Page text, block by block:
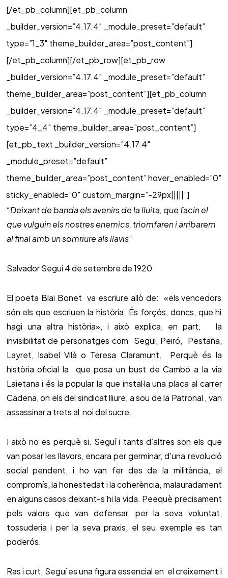
[/et_pb_column][et_pb_column
_builder_version=”4.17.4″ _module_preset=”default”
type=”1_3″ theme_builder_area=”post_content”]
[/et_pb_column][/et_pb_row][et_pb_row
_builder_version=”4.17.4″ _module_preset=”default”
theme_builder_area=”post_content”][et_pb_column
_builder_version=”4.17.4″ _module_preset=”default”
type=”4_4″ theme_builder_area=”post_content”]
[et_pb_text _builder_version=”4.17.4″
_module_preset=”default”
theme_builder_area=”post_content” hover_enabled=”0″
sticky_enabled=”0″ custom_margin=”-29px|||||”]
“Deixant de banda els avenirs de la lluita, que facin el
que vulguin els nostres enemics, triomfaren i arribarem
al final amb un somriure als llavis”
Salvador Seguí 4 de setembre de 1920
El poeta Blai Bonet va escriure allò de: «els vencedors
són els que escriuen la història. És forçós, doncs, que hi
hagi una altra història», i això explica, en part, la
invisibilitat de personatges com Segui, Peiró, Pestaña,
Layret, Isabel Vilà o Teresa Claramunt. Perquè és la
història oficial la que posa un bust de Cambó a la via
Laietana i és la popular la que instal·la una placa al carrer
Cadena, on els del sindicat lliure, a sou de la Patronal , van
assassinar a trets al noi del sucre.
I això no es perquè si. Seguí i tants d’altres son els que
van posar les llavors, encara per germinar, d’una revolució
social pendent, i ho van fer des de la militància, el
compromís, la honestedat i la coherència, malauradament
en alguns casos deixant-s’hi la vida. Peequè precisament
pels valors que van defensar, per la seva voluntat,
tossuderia i per la seva praxis, el seu exemple es tan
poderós.
Ras i curt, Seguí es una figura essencial en el creixement i